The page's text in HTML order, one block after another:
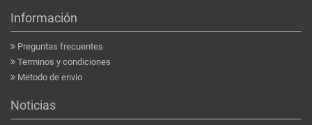
Información
Preguntas frecuentes
Terminos y condiciones
Metodo de envio
Noticias